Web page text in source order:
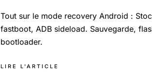
Tout sur le mode recovery Android :
fastboot, ADB sideload. Sauvegarde,
bootloader.
LIRE L'ARTICLE